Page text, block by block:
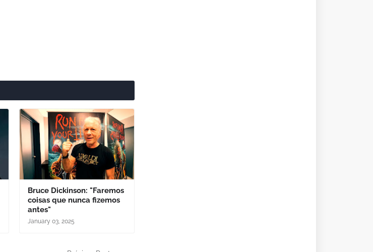
Bruce Dickinson: "Faremos
coisas que nunca fizemos
antes"
January 03, 2025